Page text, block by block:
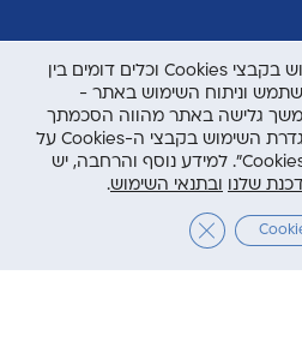
לידיעתך, באתר זה נעשה שימוש בקבצי Cookies וכלים דומים בין
וניתוח השימוש באתר -
גלישה באתר מהווה הסכמתך
לכך. באפשרותך לשנות את הגדרת השימוש בקבצי ה-Cookies על
ידי לחיצה על "העדפות קבצי Cookies". למידע נוסף והרחבה, יש
שלנו ובתנאי השימוש.
Close GDPR Cookie Banner